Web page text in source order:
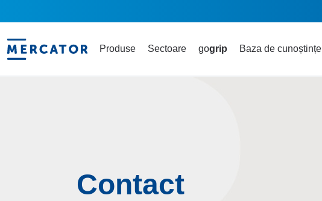
Produse Sectoare gogrip Baza de cunoștințe
Contact